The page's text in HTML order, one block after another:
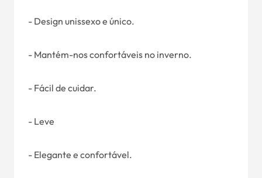
- Design unissexo e único.
- Mantém-nos confortáveis no inverno.
- Fácil de cuidar.
- Leve
- Elegante e confortável.